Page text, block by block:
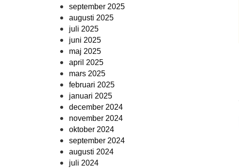
september 2025
augusti 2025
juli 2025
juni 2025
maj 2025
april 2025
mars 2025
februari 2025
januari 2025
december 2024
november 2024
oktober 2024
september 2024
augusti 2024
juli 2024